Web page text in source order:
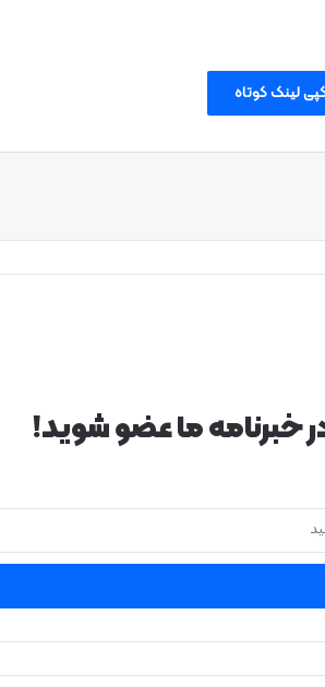
لینک کوتاه
خبرنامه ما عضو شوید!